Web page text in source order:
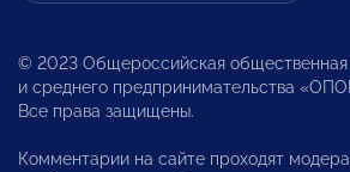
© 2023 Общероссийская общественная
и среднего предпринимательства
Все права защищены.
Комментарии на сайте проходят